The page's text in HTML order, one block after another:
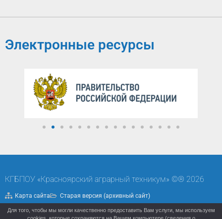
Электронные ресурсы
КГБПОУ «Красноярский аграрный техникум» ©® 2026
Карта сайта Старая версия (архивный сайт)
Политика конфиденциальности
Для того, чтобы мы могли качественно предоставить Вам услуги, мы используем